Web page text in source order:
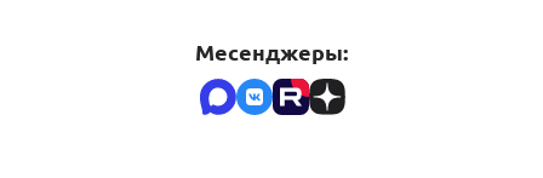
Месенджеры: